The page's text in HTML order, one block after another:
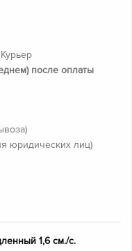
после оплаты
юридических лиц)
1,6 см./с.